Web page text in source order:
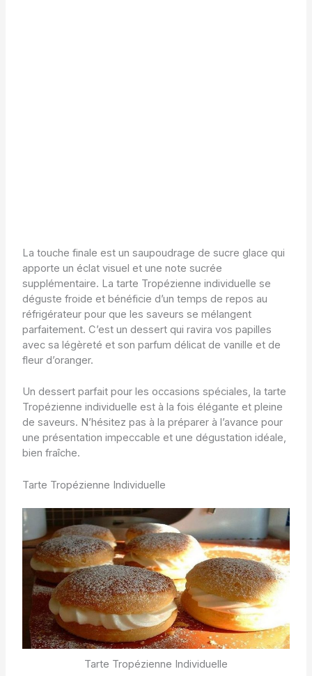
La touche finale est un saupoudrage de sucre glace qui
apporte un éclat visuel et une note sucrée
supplémentaire. La tarte Tropézienne individuelle se
déguste froide et bénéficie d’un temps de repos au
réfrigérateur pour que les saveurs se mélangent
parfaitement. C’est un dessert qui ravira vos papilles
avec sa légèreté et son parfum délicat de vanille et de
fleur d’oranger.
Un dessert parfait pour les occasions spéciales, la tarte
Tropézienne individuelle est à la fois élégante et pleine
de saveurs. N’hésitez pas à la préparer à l’avance pour
une présentation impeccable et une dégustation idéale,
bien fraîche.
Tarte Tropézienne Individuelle
Tarte Tropézienne Individuelle